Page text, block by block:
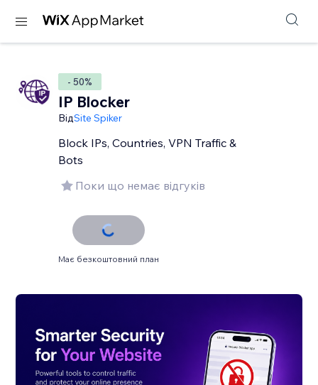
- 50%
IP Blocker
ВідSite Spiker
Block IPs, Countries, VPN Traffic &
Bots
Поки що немає відгуків
Має безкоштовний план